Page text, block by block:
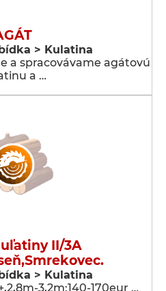
> Kulatina
a spracovávame agátovú
a …
II/3A
> Kulatina
3,2m:140-170eur …